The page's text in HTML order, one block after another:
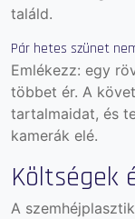
találd.
Pár hetes szünet
Emlékezz: egy
többet ér. A
tartalmaidat, és
kamerák elé.
Költségek
A